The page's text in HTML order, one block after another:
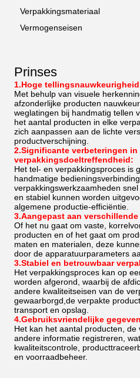
Verpakkingsmateriaal
Vermogenseisen
Prinses
1.Hoge
Met behulp van visuele
afzonderlijke producten
weglatingen bij handmatig tellen
het aantal producten in elke
zich aanpassen aan de lichte
productverschijning.
2.Significante verbeteringen in
verpakkingsdoeltreffendheid:
Het tel- en verpakkingsproces is
handmatige
verpakkingswerkzaamheden
en stabiel kunnen worden
algemene productie-efficiëntie.
3.Aangepast aan
Of het nu gaat om vaste,
producten en of het gaat om
maten en materialen, deze
door de apparatuurparameters
3.Stabiel en betrouwbaar
Het verpakkingsproces kan op
worden afgerond, waarbij de
andere kwaliteitseisen van de
gewaarborgd,de verpakte
transport en opslag.
4.Gebruiksvriendelijke
Het kan het aantal producten,
andere informatie registreren,
kwaliteitscontrole,
en voorraadbeheer.